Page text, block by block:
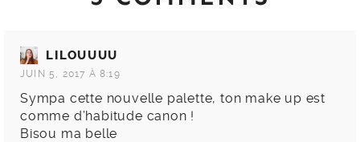
LILOUUUU
JUIN 5, 2017 À 8:19
Sympa cette nouvelle palette, ton make up est
comme d’habitude canon !
Bisou ma belle